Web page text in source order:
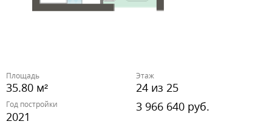
Площадь
35.80 м²
Этаж
24 из 25
Год постройки
2021
3 966 640 руб.